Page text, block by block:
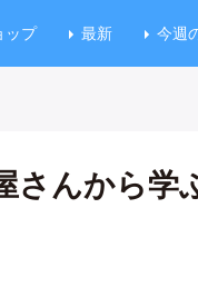
ップ 最新 今週
さんから学